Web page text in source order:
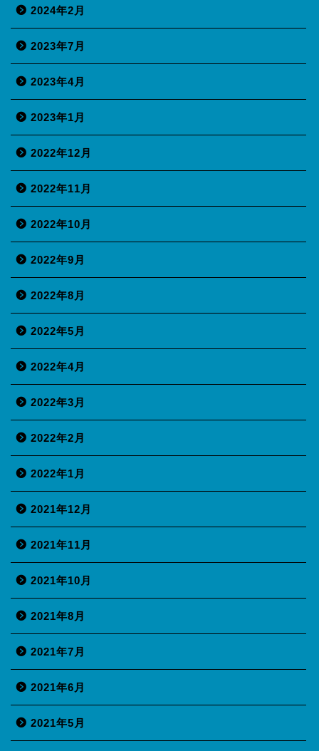
2024年2月
2023年7月
2023年4月
2023年1月
2022年12月
2022年11月
2022年10月
2022年9月
2022年8月
2022年5月
2022年4月
2022年3月
2022年2月
2022年1月
2021年12月
2021年11月
2021年10月
2021年8月
2021年7月
2021年6月
2021年5月